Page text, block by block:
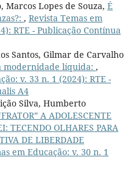
Marcos Lopes de Souza, É
, Revista Temas em
RTE - Publicação Contínua
Santos, Gilmar de Carvalho
modernidade líquida: ,
v. 33 n. 1 (2024): RTE -
A4
Silva, Humberto
A ADOLESCENTE
TECENDO OLHARES PARA
DE LIBERDADE
em Educação: v. 30 n. 1